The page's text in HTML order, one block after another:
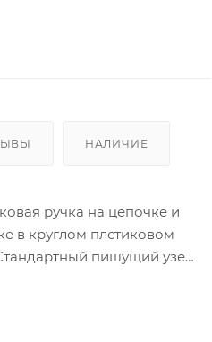
НАЛИЧИЕ
ручка на цепочке и
в круглом плстиковом
пишущий узел